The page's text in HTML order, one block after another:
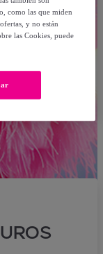
como las que miden
y no están
las Cookies, puede